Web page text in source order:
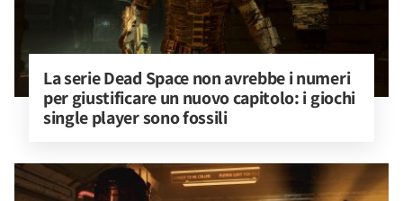
La serie Dead Space non avrebbe i numeri
per giustificare un nuovo capitolo: i giochi
single player sono fossili